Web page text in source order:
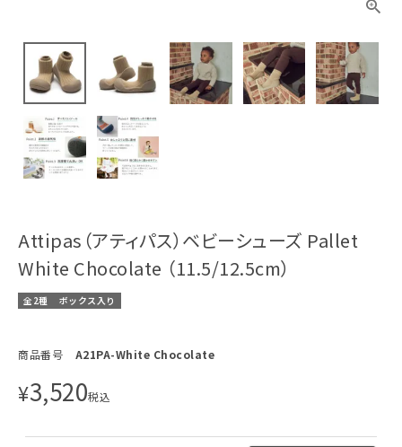
Attipas（アティパス）ベビーシューズ Pallet
White Chocolate （11.5/12.5cm）
全2種 ボックス入り
商品番号 A21PA-White Chocolate
¥3,520税込